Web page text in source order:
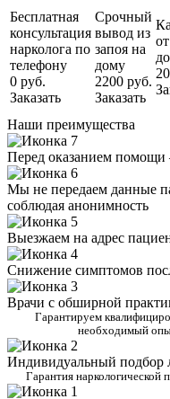
Бесплатная
консультация
нарколога по
телефону
0 руб.
Заказать
Срочный
вывод из
запоя на
дому
2200 руб.
Заказать
Наши преимущества
Перед оказанием помощи
Мы не передаем данные
соблюдая анонимность
Выезжаем на адрес
Снижение симптомов
Врачи с обширной
Гарантируем
необходимый
Индивидуальный подбор
Гарантия